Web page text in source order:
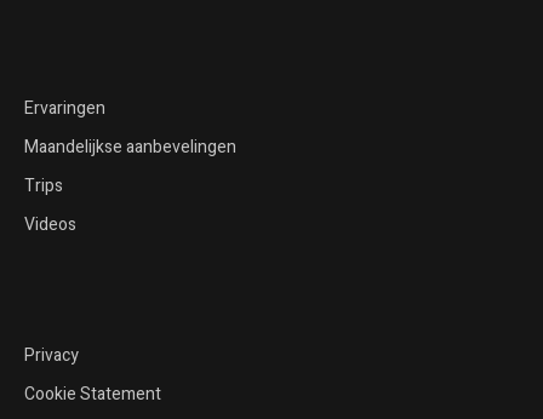
Ervaringen
Maandelijkse aanbevelingen
Trips
Videos
Privacy
Cookie Statement